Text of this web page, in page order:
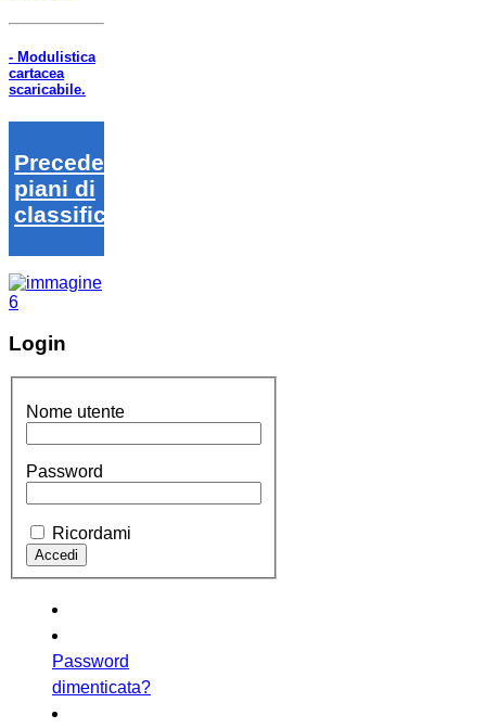
- Modulistica
cartacea
scaricabile.
Precedenti
piani di
classifica
Login
Nome utente
Password
Ricordami
Password
dimenticata?